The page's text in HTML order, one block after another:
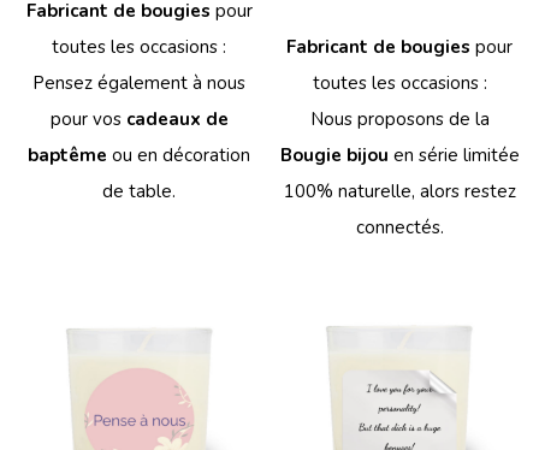
Fabricant de bougies pour
toutes les occasions :
Pensez également à nous
pour vos cadeaux de
baptême ou en décoration
de table.
Fabricant de bougies pour
toutes les occasions :
Nous proposons de la
Bougie bijou en série limitée
100% naturelle, alors restez
connectés.